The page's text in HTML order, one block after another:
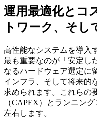
運用最適化とコ
トワーク、そし
高性能なシステムを導入
最も重要なのが「安定し
なるハードウェア選定に
インフラ、そして将来的
求められます。これらの
（CAPEX）とランニン
左右します。